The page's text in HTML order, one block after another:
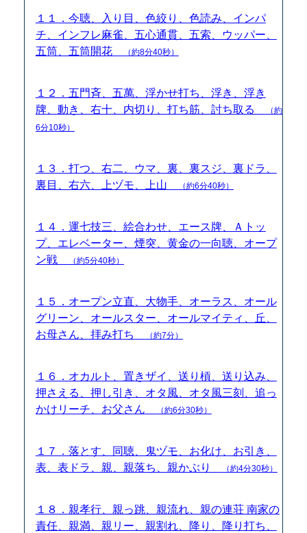
１１．今聴、入り目、色絞り、色読み、インパ
チ、インフレ麻雀、五心通貫、五索、ウッパー、
五筒、五筒開花
（約8分40秒）
１２．五門斉、五萬、浮かせ打ち、浮き、浮き
牌、動き、右十、内切り、打ち筋、討ち取る
（約
6分10秒）
１３．打つ、右二、ウマ、裏、裏スジ、裏ドラ、
裏目、右六、上ヅモ、上山
（約6分40秒）
１４．運七技三、絵合わせ、エース牌、Ａトッ
プ、エレベーター、煙突、黄金の一向聴、オープ
ン戦
（約5分40秒）
１５．オープン立直、大物手、オーラス、オール
グリーン、オールスター、オールマイティ、丘、
お母さん、拝み打ち
（約7分）
１６．オカルト、置きザイ、送り槓、送り込み、
押さえる、押し引き、オタ風、オタ風三刻、追っ
かけリーチ、お父さん
（約6分30秒）
１７．落とす、同聴、鬼ヅモ、お化け、お引き、
表、表ドラ、親、親落ち、親かぶり
（約4分30秒）
１８．親孝行、親っ跳、親流れ、親の連荘 南家の
責任、親満、親リー、親割れ、降り、降り打ち、